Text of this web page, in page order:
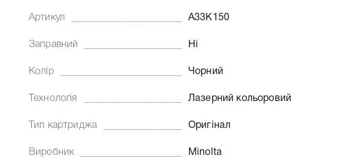
Артикул A33K150
Заправний Ні
Колір Чорний
Технологія Лазерний кольоровий
Тип картриджа Оригінал
Виробник Minolta